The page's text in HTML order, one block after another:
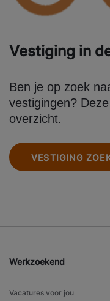
Vestiging in
Ben je op zoek
vestigingen?
overzicht.
VESTIGING
Werkzoekend
Vacatures voor jou